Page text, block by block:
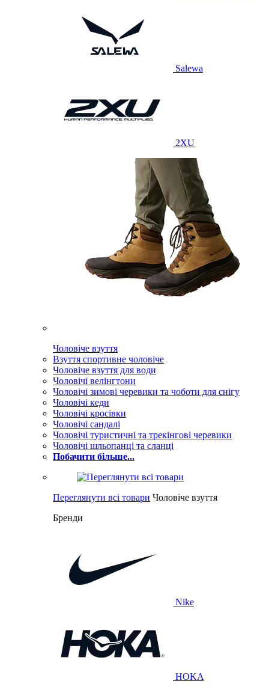
Salewa
2XU
Чоловіче взуття
Взуття спортивне чоловіче
Чоловіче взуття для води
Чоловічі велінгтони
Чоловічі зимові черевики та чоботи для снігу
Чоловічі кеди
Чоловічі кросівки
Чоловічі сандалі
Чоловічі туристичні та трекінгові черевики
Чоловічі шльопанці та сланці
Побачити більше...
Переглянути всі товари Чоловіче взуття
Бренди
Nike
HOKA